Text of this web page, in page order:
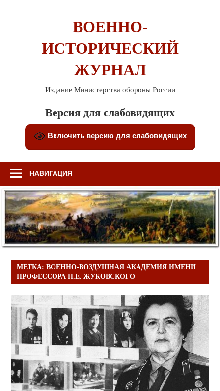
ВОЕННО-
ИСТОРИЧЕСКИЙ
ЖУРНАЛ
Издание Министерства обороны России
Версия для слабовидящих
Включить версию для слабовидящих
НАВИГАЦИЯ
МЕТКА: ВОЕННО-ВОЗДУШНАЯ АКАДЕМИЯ ИМЕНИ
ПРОФЕССОРА Н.Е. ЖУКОВСКОГО